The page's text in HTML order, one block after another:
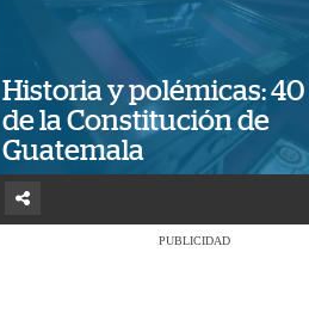
Historia y polémicas: 40
de la Constitución de
Guatemala
PUBLICIDAD